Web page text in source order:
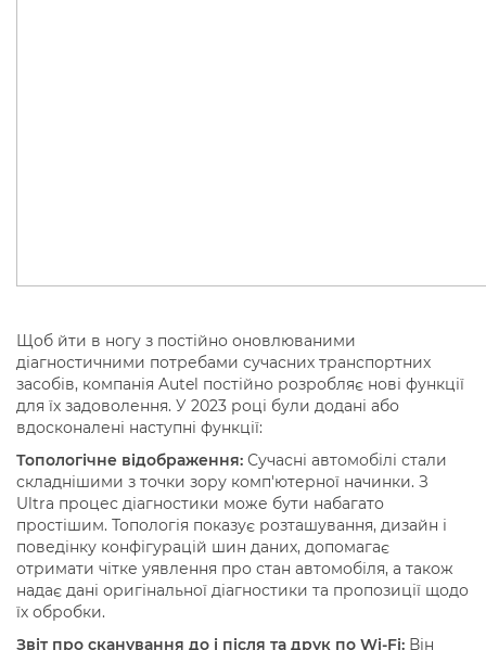
Щоб йти в ногу з постійно оновлюваними
діагностичними потребами сучасних транспортних
засобів, компанія Autel постійно розробляє нові функції
для їх задоволення. У 2023 році були додані або
вдосконалені наступні функції:
Топологічне відображення: Сучасні автомобілі стали
складнішими з точки зору комп'ютерної начинки. З
Ultra процес діагностики може бути набагато
простішим. Топологія показує розташування, дизайн і
поведінку конфігурацій шин даних, допомагає
отримати чітке уявлення про стан автомобіля, а також
надає дані оригінальної діагностики та пропозиції щодо
їх обробки.
Звіт про сканування до і після та друк по Wi-Fi: Він